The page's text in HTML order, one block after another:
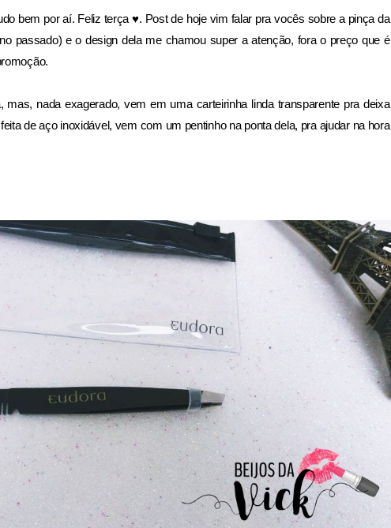
bem por aí. Feliz terça ♥. Post de hoje vim falar pra vocês sobre a pinça da
passado) e o design dela me chamou super a atenção, fora o preço que é
nada exagerado, vem em uma carteirinha linda transparente pra deixa
de aço inoxidável, vem com um pentinho na ponta dela, pra ajudar na hora